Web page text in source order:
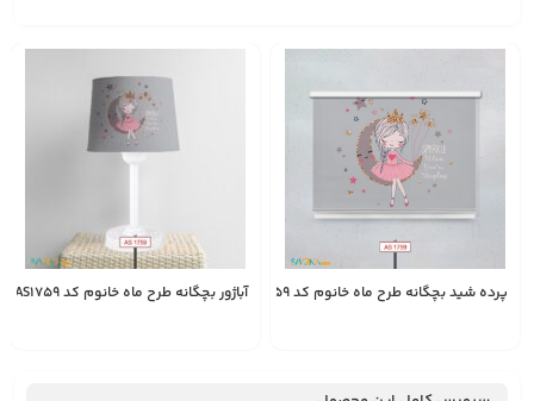
پرده شید بچگانه طرح ماه خانوم کد AS1759 آباژور بچگانه طرح ماه خانوم کد AS1759